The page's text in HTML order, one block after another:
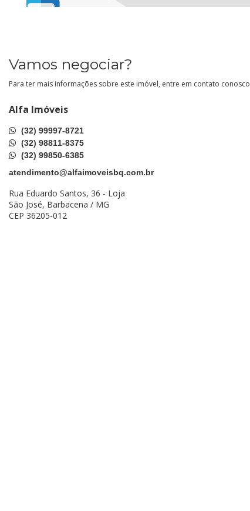
Vamos negociar?
Para ter mais informações sobre este imóvel, entre em contato conosco
Alfa Imóveis
(32) 99997-8721
(32) 98811-8375
(32) 99850-6385
atendimento@alfaimoveisbq.com.br
Rua Eduardo Santos, 36 - Loja
São José, Barbacena / MG
CEP 36205-012